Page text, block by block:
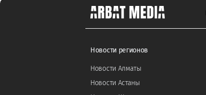
Новости регионов
Новости Алматы
Новости Астаны